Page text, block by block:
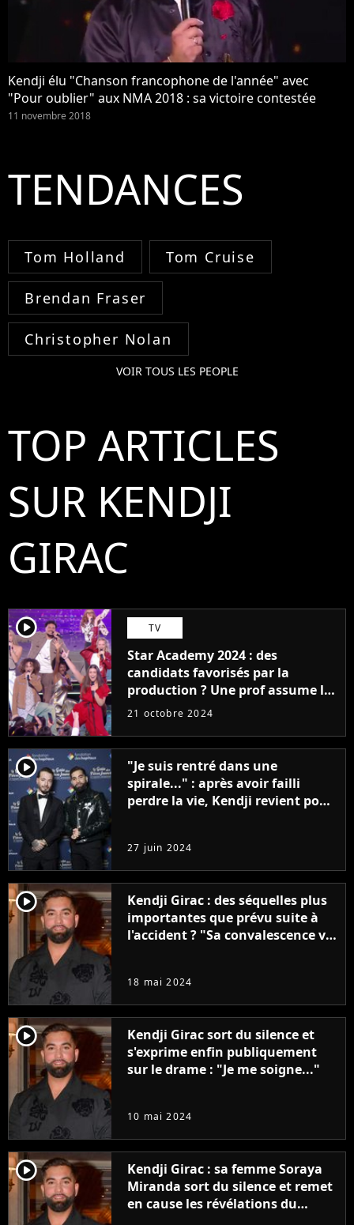
Kendji élu "Chanson francophone de l'année" avec
"Pour oublier" aux NMA 2018 : sa victoire contestée
11 novembre 2018
TENDANCES
Tom Holland Tom Cruise
Brendan Fraser
Christopher Nolan
VOIR TOUS LES PEOPLE
TOP ARTICLES
SUR KENDJI
GIRAC
player2 TV
Star Academy 2024 : des
candidats favorisés par la
production ? Une prof assume les
choix étranges, "C'est comme ça,
21 octobre 2024
player2
"Je suis rentré dans une
spirale..." : après avoir failli
perdre la vie, Kendji revient pour
27 juin 2024
player2
Kendji Girac : des séquelles plus
importantes que prévu suite à
l'accident ? "Sa convalescence va
18 mai 2024
player2
Kendji Girac sort du silence et
s'exprime enfin publiquement
sur le drame : "Je me soigne..."
10 mai 2024
player2
Kendji Girac : sa femme Soraya
Miranda sort du silence et remet
en cause les révélations du